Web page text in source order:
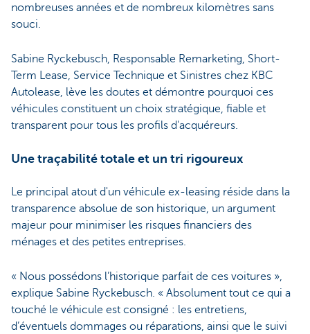
nombreuses années et de nombreux kilomètres sans
souci.
Sabine Ryckebusch, Responsable Remarketing, Short-
Term Lease, Service Technique et Sinistres chez KBC
Autolease, lève les doutes et démontre pourquoi ces
véhicules constituent un choix stratégique, fiable et
transparent pour tous les profils d'acquéreurs.
Une traçabilité totale et un tri rigoureux
Le principal atout d'un véhicule ex-leasing réside dans la
transparence absolue de son historique, un argument
majeur pour minimiser les risques financiers des
ménages et des petites entreprises.
« Nous possédons l’historique parfait de ces voitures »,
explique Sabine Ryckebusch. « Absolument tout ce qui a
touché le véhicule est consigné : les entretiens,
d’éventuels dommages ou réparations, ainsi que le suivi